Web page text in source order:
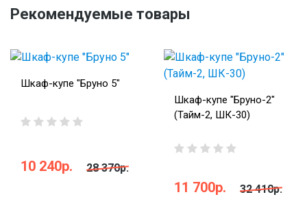
Рекомендуемые товары
Шкаф-купе "Бруно 5"
10 240р. 28 370р.
Шкаф-купе "Бруно-2"
(Тайм-2, ШК-30)
11 700р. 32 410р.